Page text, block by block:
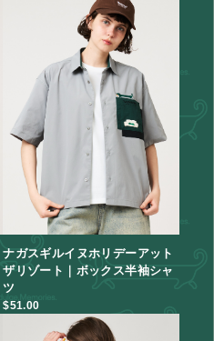
ナガスギルイヌホリデーアット
ザリゾート｜ボックス半袖シャ
ツ
$‌51.00